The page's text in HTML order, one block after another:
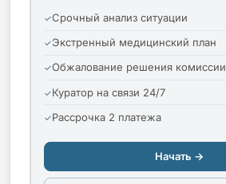
Срочный анализ ситуации
Экстренный медицинский план
Обжалование решения комиссии
Куратор на связи 24/7
Рассрочка 2 платежа
Начать →